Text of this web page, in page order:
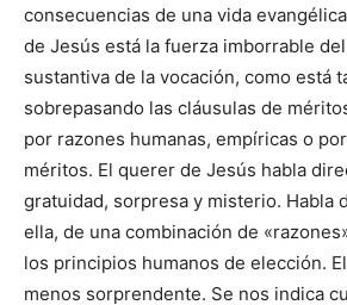
consecuencias de una vida
de Jesús está la fuerza imborrable
sustantiva de la vocación, como está
sobrepasando las cláusulas de
por razones humanas, empíricas o
méritos. El querer de Jesús habla
gratuidad, sorpresa y misterio. Habla
ella, de una combinación de
los principios humanos de elección.
menos sorprendente. Se nos indica